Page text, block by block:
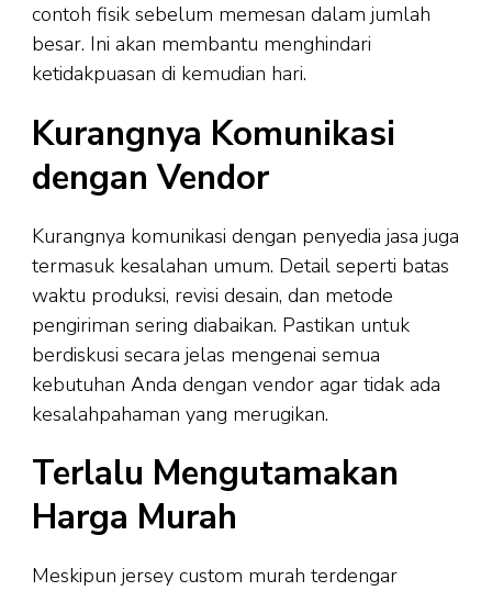
contoh fisik sebelum memesan dalam jumlah
besar. Ini akan membantu menghindari
ketidakpuasan di kemudian hari.
Kurangnya Komunikasi
dengan Vendor
Kurangnya komunikasi dengan penyedia jasa juga
termasuk kesalahan umum. Detail seperti batas
waktu produksi, revisi desain, dan metode
pengiriman sering diabaikan. Pastikan untuk
berdiskusi secara jelas mengenai semua
kebutuhan Anda dengan vendor agar tidak ada
kesalahpahaman yang merugikan.
Terlalu Mengutamakan
Harga Murah
Meskipun jersey custom murah terdengar